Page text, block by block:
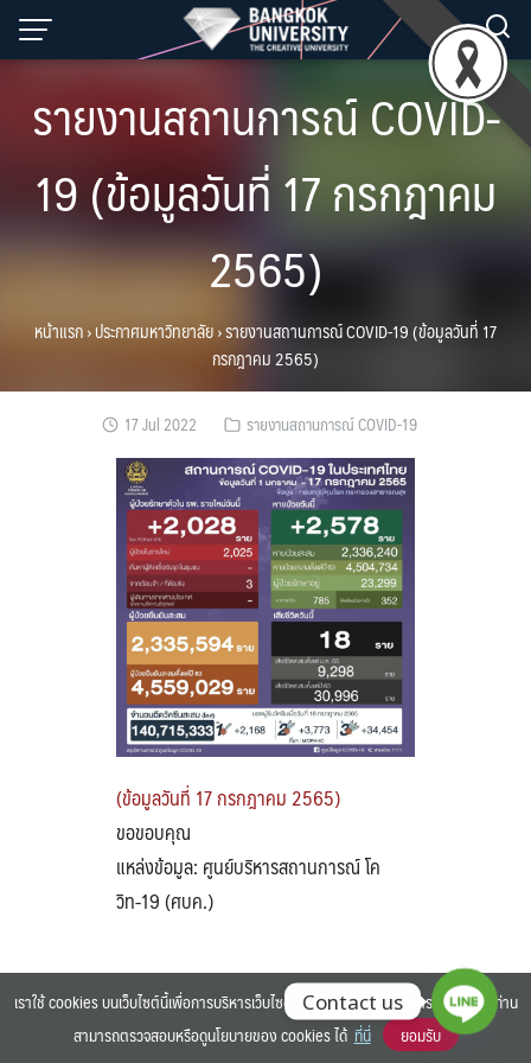
Skip
Search
รายงานสถานการณ์ COVID-
19 (ข้อมูลวันที่ 17 กรกฎาคม
2565)
หน้าแรก›ประกาศมหาวิทยาลัย›รายงานสถานการณ์ COVID-19 (ข้อมูลวันที่ 17
กรกฎาคม 2565)
17 Jul 2022 รายงานสถานการณ์ COVID-19
(ข้อมูลวันที่ 17 กรกฎาคม 2565)
ขอขอบคุณ
แหล่งข้อมูล: ศูนย์บริหารสถานการณ์ โค
วิท-19 (ศบค.)
©2025 BANGKOK UNIVERSITY. ALL RIGHTS RESERVED.
เราใช้ cookies บนเว็บไซต์นี้เพื่อการบริหารเว็บไซต์ และเพิ่มประสิทธิภาพการใช้งานของท่าน
สามารถตรวจสอบหรือดูนโยบายของ cookies ได้ ที่นี่ ยอมรับ
Contact us